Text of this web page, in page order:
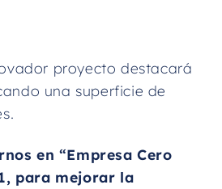
proyecto destacará
una superficie de
en “Empresa Cero
para mejorar la